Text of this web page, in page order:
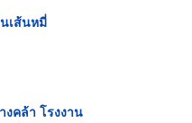
เส้นหมี่
งคล้า โรงงาน